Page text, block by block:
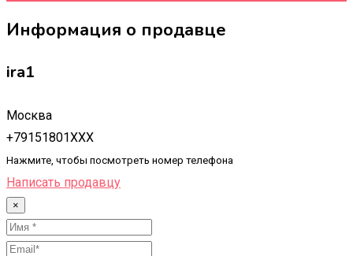
Информация о продавце
ira1
Москва
+79151801XXX
Нажмите, чтобы посмотреть номер телефона
Написать продавцу
×